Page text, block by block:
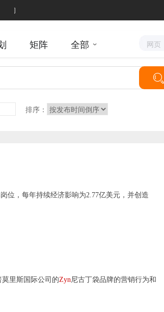
矩阵 全部 网页

排序：
位，每年持续经济影响为2.77亿美元，并创造
里斯国际公司的Zyn尼古丁袋品牌的营销行为和